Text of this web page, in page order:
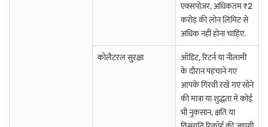
अगर आपको अपनी ज्वेलरी बेचे बिना पैसे की आवश्यकता है, तो बजाज फाइनेंस गोल्ड-
बैक्ड लोन को सपोर्ट करता है. अपने गोल्ड की सर्वश्रेष्ठ वैल्यू प्राप्त करने के लिए, आज ही
मयिलाडुतुरै में सोने पर क्या टैक्स हैं?
जब आप मयिलाडुतुरै में सोना खरीदते हैं, तो आप सोने की कीमत पर 3% GST और
मेकिंग चार्ज पर 5% GST का भुगतान करते हैं. यह अंतिम कीमत को बढ़ाता है,
इसलिए आपको हमेशा एक विस्तृत इनवॉइस की मांग करनी चाहिए. यह आपको यह
देखने में मदद करता है कि आप सोने के लिए कितना भुगतान कर रहे हैं और कारीगरी के
एक्सपोज़र, अधिकतम ₹2
करोड़ की लोन लिमिट से
अधिक नहीं होना चाहिए.
कोलैटरल सुरक्षा
ऑडिट, रिटर्न या नीलामी
के दौरान पहचाने गए
आपके गिरवी रखे गए सोने
की मात्रा या शुद्धता में कोई
भी नुकसान, क्षति या